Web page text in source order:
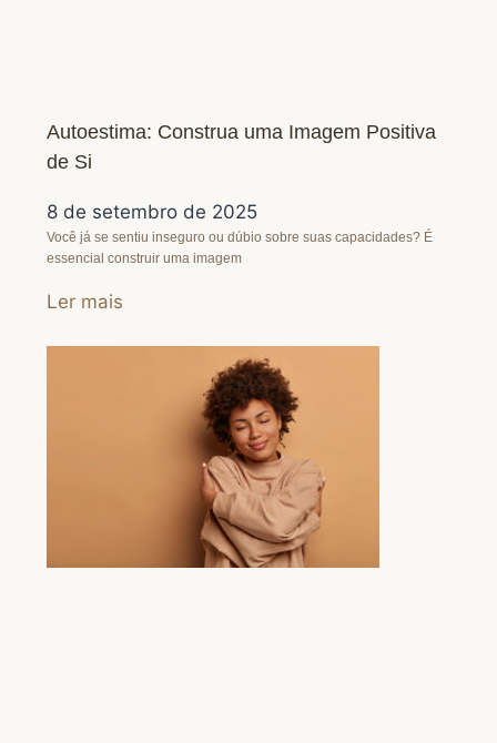
Autoestima: Construa uma Imagem Positiva
de Si
8 de setembro de 2025
Você já se sentiu inseguro ou dúbio sobre suas capacidades? É
essencial construir uma imagem
Ler mais